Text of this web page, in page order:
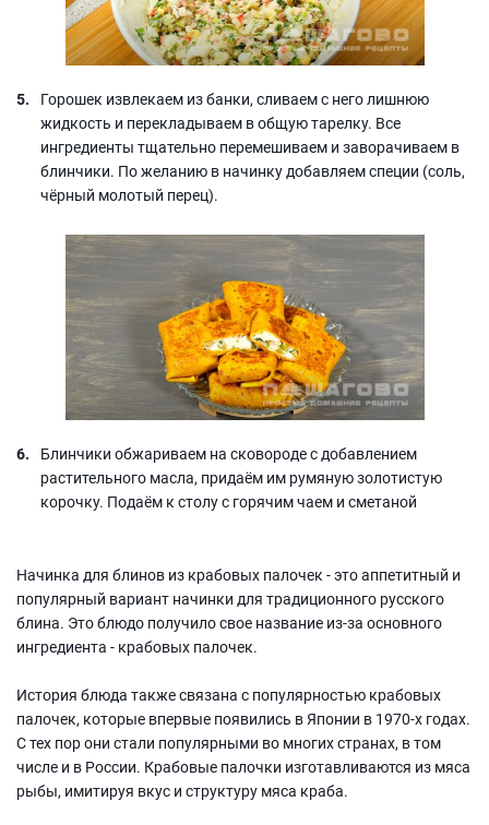
Горошек извлекаем из банки, сливаем с него лишнюю
жидкость и перекладываем в общую тарелку. Все
ингредиенты тщательно перемешиваем и заворачиваем в
блинчики. По желанию в начинку добавляем специи (соль,
чёрный молотый перец).
Блинчики обжариваем на сковороде с добавлением
растительного масла, придаём им румяную золотистую
корочку. Подаём к столу с горячим чаем и сметаной
Начинка для блинов из крабовых палочек - это аппетитный и
популярный вариант начинки для традиционного русского
блина. Это блюдо получило свое название из-за основного
ингредиента - крабовых палочек.
История блюда также связана с популярностью крабовых
палочек, которые впервые появились в Японии в 1970-х годах.
С тех пор они стали популярными во многих странах, в том
числе и в России. Крабовые палочки изготавливаются из мяса
рыбы, имитируя вкус и структуру мяса краба.